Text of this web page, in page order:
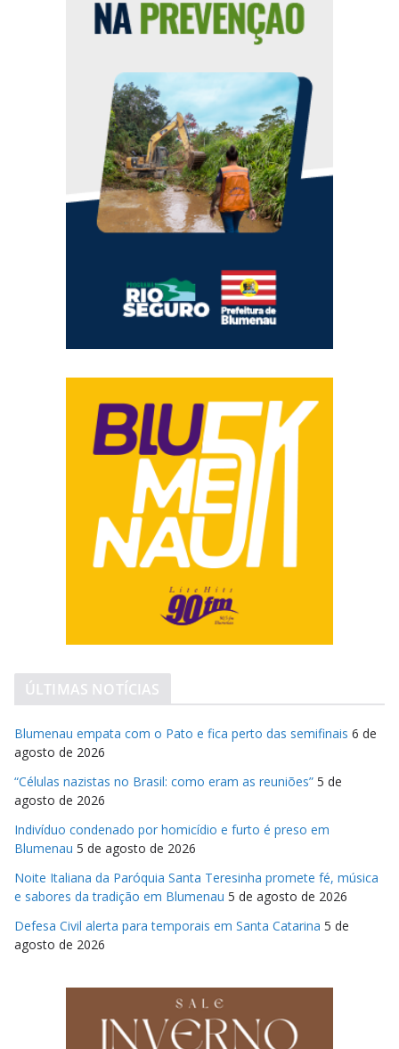
ÚLTIMAS NOTÍCIAS
Blumenau empata com o Pato e fica perto das semifinais 6 de
agosto de 2026
“Células nazistas no Brasil: como eram as reuniões” 5 de
agosto de 2026
Indivíduo condenado por homicídio e furto é preso em
Blumenau 5 de agosto de 2026
Noite Italiana da Paróquia Santa Teresinha promete fé, música
e sabores da tradição em Blumenau 5 de agosto de 2026
Defesa Civil alerta para temporais em Santa Catarina 5 de
agosto de 2026